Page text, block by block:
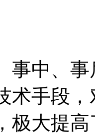
事中
手段
，极大